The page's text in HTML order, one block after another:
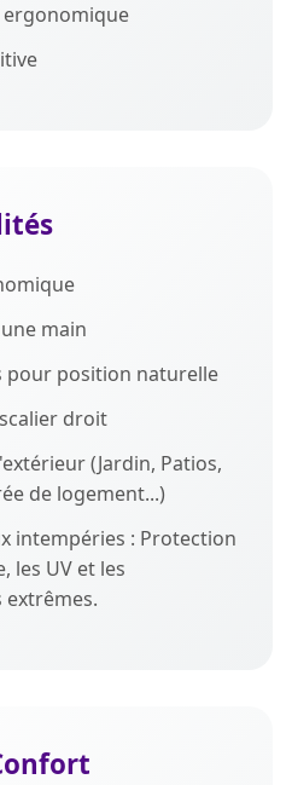
ergonomique
main
pour position naturelle
droit
(Jardin, Patios,
de logement...)
intempéries : Protection
les UV et les